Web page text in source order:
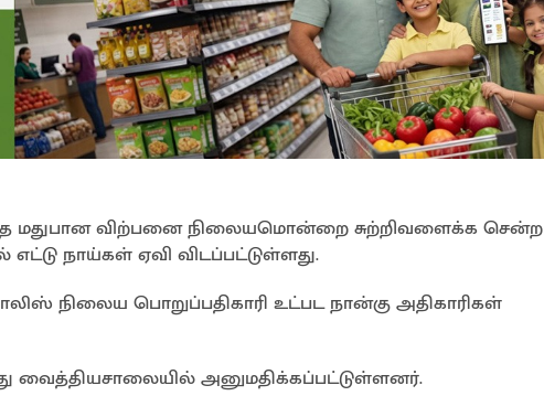
மதுபான விற்பனை நிலையமொன்றை சுற்றிவளைக்க சென்ற
நாய்கள் ஏவி விடப்பட்டுள்ளது.
நிலைய பொறுப்பதிகாரி உட்பட நான்கு அதிகாரிகள்
அனுமதிக்கப்பட்டுள்ளனர்.